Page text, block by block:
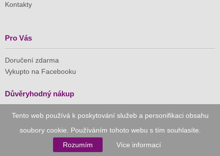
Tento web používá k poskytování služeb a personifikaci obsahu
soubory cookie. Používáním tohoto webu s tím souhlasíte.
Rozumím
Více informací
Kontakty
Pro Vás
Doručení zdarma
Vykupto na Facebooku
Důvěryhodný nákup
Naše společnost je členem Asociace pro elektronickou